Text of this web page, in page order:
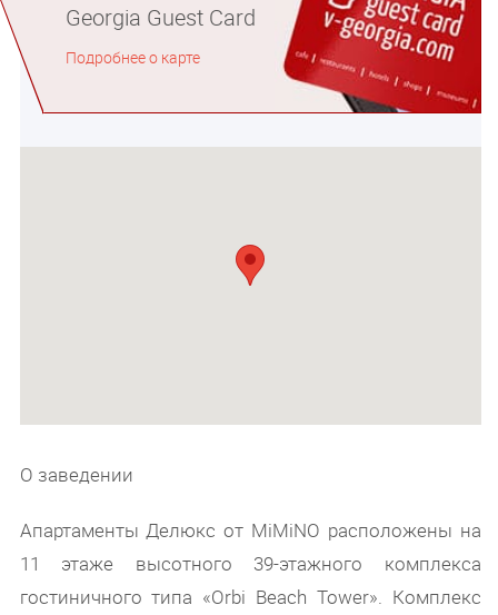
Georgia Guest Card
Подробнее о карте
О заведении
Апартаменты Делюкс от MiMiNO расположены на
11 этаже высотного 39-этажного комплекса
гостиничного типа «Orbi Beach Tower». Комплекс